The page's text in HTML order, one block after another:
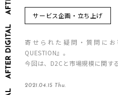
サービス企画・立ち上げ
寄せられた疑問・質問にお
QUESTION』。
今回は、D2Cと市場規模に関す
2021.04.15 Thu.